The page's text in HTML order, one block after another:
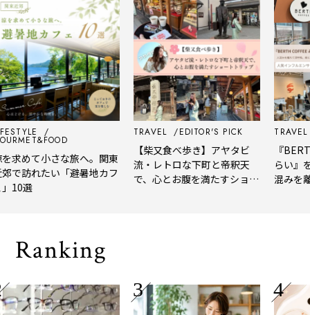
めて小さな旅へ。関東
訪れたい「避暑地カフ
選
TRAVEL EDITOR'S PICK
【柴又食べ歩き】アヤタビ
流・レトロな下町と帝釈天
で、心とお腹を満たすショー
TRAVEL
『
らい』を
混みを離
Ranking